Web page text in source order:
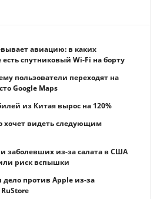
авиацию: в каких
спутниковый Wi-Fi на борту
пользователи переходят на
Google Maps
из Китая вырос на 120%
хочет видеть следующим
заболевших из-за салата в США
риск вспышки
дело против Apple из-за